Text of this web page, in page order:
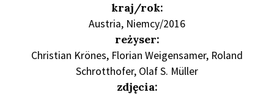
kraj/rok:
Austria, Niemcy/2016
reżyser:
Christian Krönes, Florian Weigensamer, Roland
Schrotthofer, Olaf S. Müller
zdjęcia: